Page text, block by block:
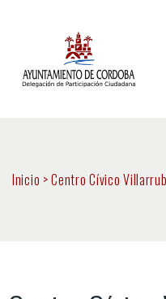
Inicio >Centro Cívico